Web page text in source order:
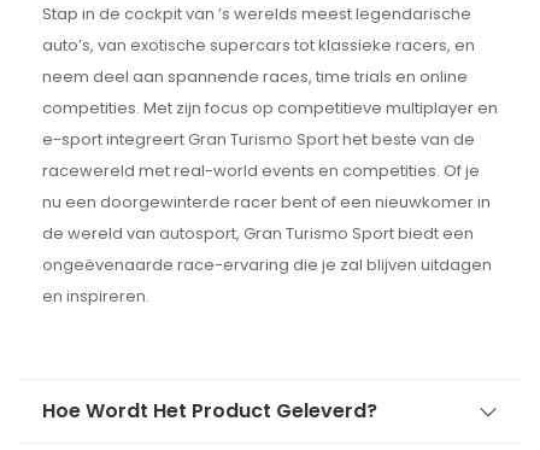
Stap in de cockpit van ’s werelds meest legendarische
auto’s, van exotische supercars tot klassieke racers, en
neem deel aan spannende races, time trials en online
competities. Met zijn focus op competitieve multiplayer en
e-sport integreert Gran Turismo Sport het beste van de
racewereld met real-world events en competities. Of je
nu een doorgewinterde racer bent of een nieuwkomer in
de wereld van autosport, Gran Turismo Sport biedt een
ongeëvenaarde race-ervaring die je zal blijven uitdagen
en inspireren.
Hoe Wordt Het Product Geleverd?